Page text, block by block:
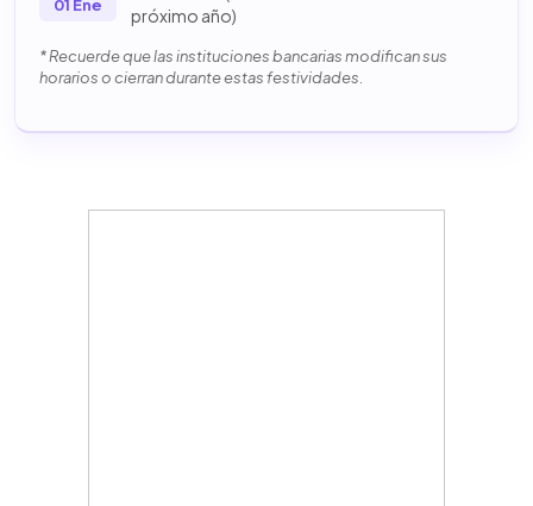
01 Ene
próximo año)
* Recuerde que las instituciones bancarias modifican sus
horarios o cierran durante estas festividades.